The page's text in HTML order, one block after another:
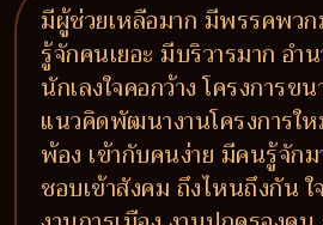
มีผู้ช่วยเหลือมาก มีพรรคพวก
รู้จักคนเยอะ มีบริวารมาก อ
นักเลงใจคอกว้าง โครงการ
แนวคิดพัฒนางานโครงการใ
พ้อง เข้ากับคนง่าย มีคนรู้จักม
ชอบเข้าสังคม ถึงไหนถึงกัน ใ